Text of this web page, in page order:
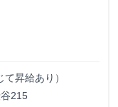
昇給あり）
215